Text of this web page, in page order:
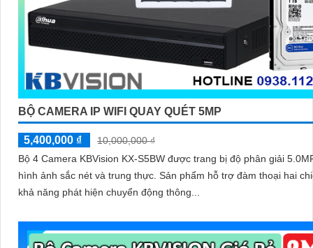
BỘ CAMERA IP WIFI QUAY QUÉT 5MP
5,400,000 ₫
10,000,000 ₫
Bộ 4 Camera KBVision KX-S5BW được trang bị độ phân giải
hình ảnh sắc nét và trung thực. Sản phẩm hỗ trợ đàm thoại hai chiều cùng
khả năng phát hiện chuyển động thông...